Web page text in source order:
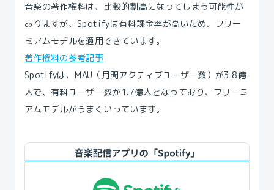
音楽の著作権料は、比較的割高になってしまう可能性が
ありますが、Spotifyは有料課金率が高いため、フリー
ミアムモデルを適用できています。
著作権料の参考記事
Spotifyは、MAU（月間アクティブユーザー数）が3.8億
人で、有料ユーザー数が1.7億人となっており、フリーミ
アムモデルがうまくいっています。